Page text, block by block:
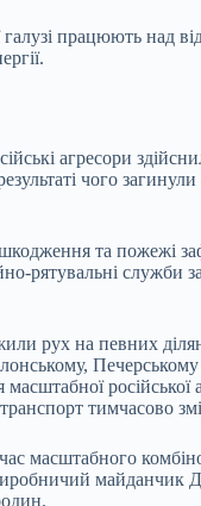
галузі працюють над
агресори
чого
та пожежі
рятувальні служби
рух на певних
масштабної російської
тимчасово
час масштабного
майданчик